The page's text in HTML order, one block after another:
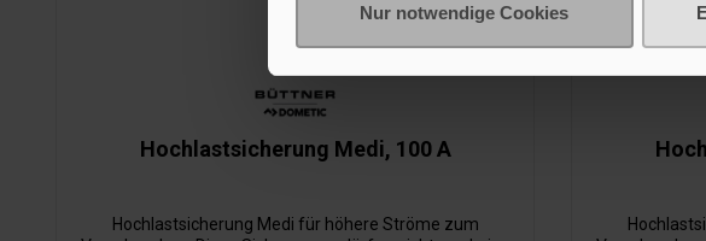
Nur notwendige Cookies
Hochlastsicherung Medi, 100 A
Hochlastsicherung Medi für höhere Ströme zum